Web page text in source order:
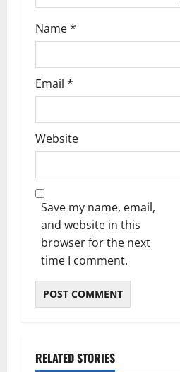
Name*
Email *
Website
Save my name, email,
and website in this
browser for the next
time I comment.
RELATED STORIES